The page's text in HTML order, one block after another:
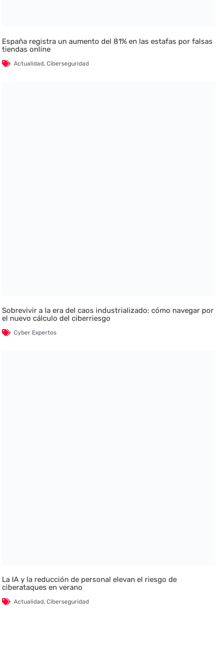
España registra un aumento del 81% en las estafas por falsas
tiendas online
Actualidad,Ciberseguridad
Sobrevivir a la era del caos industrializado: cómo navegar por
el nuevo cálculo del ciberriesgo
Cyber Expertos
La IA y la reducción de personal elevan el riesgo de
ciberataques en verano
Actualidad,Ciberseguridad